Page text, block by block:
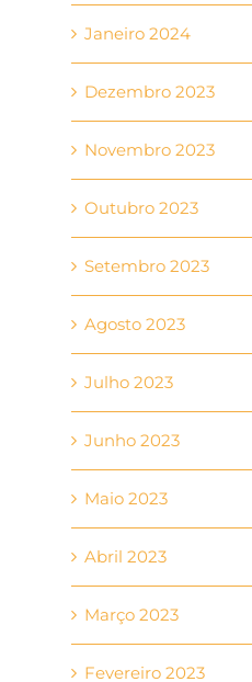
Janeiro 2024
Dezembro 2023
Novembro 2023
Outubro 2023
Setembro 2023
Agosto 2023
Julho 2023
Junho 2023
Maio 2023
Abril 2023
Março 2023
Fevereiro 2023